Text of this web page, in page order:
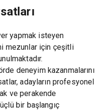
yapmak isteyen
mezunlar için çeşitli
deneyim kazanmalarını
adayların profesyonel
ve perakende
bir başlangıç